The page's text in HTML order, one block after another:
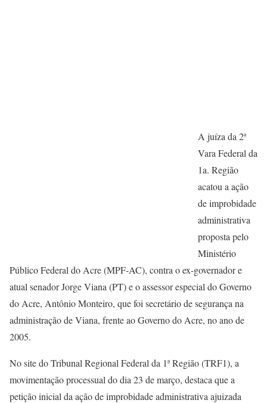
A juíza da 2ª
Vara Federal da
1a. Região
acatou a ação
de improbidade
administrativa
proposta pelo
Ministério
Público Federal do Acre (MPF-AC), contra o ex-governador e
atual senador Jorge Viana (PT) e o assessor especial do Governo
do Acre, Antônio Monteiro, que foi secretário de segurança na
administração de Viana, frente ao Governo do Acre, no ano de
2005.
No site do Tribunal Regional Federal da 1ª Região (TRF1), a
movimentação processual do dia 23 de março, destaca que a
petição inicial da ação de improbidade administrativa ajuizada